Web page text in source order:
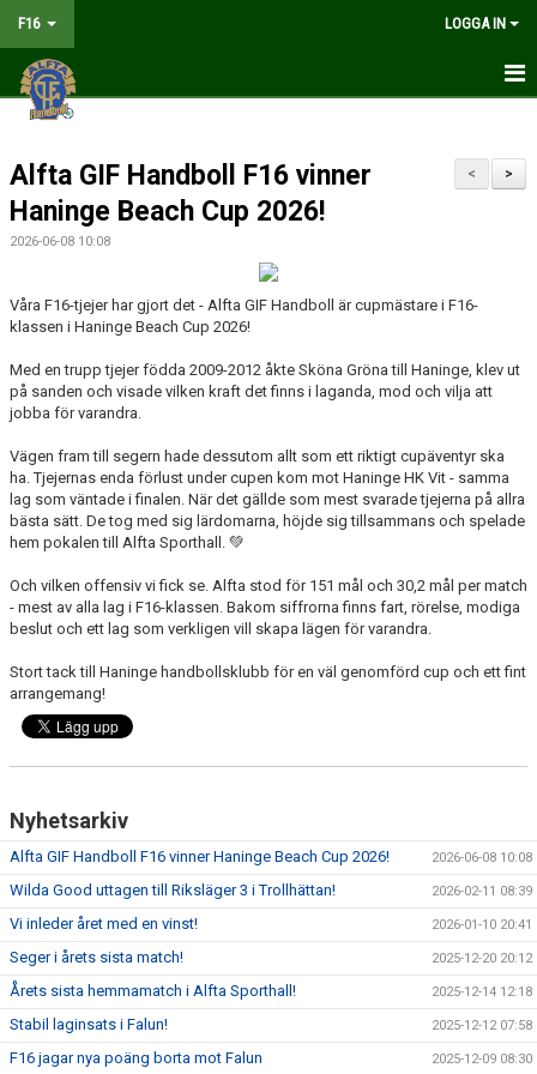
F16 LOGGA IN
HEM
NYHETER
MATCHER
TRUPPEN
DOKUMENT
LIVESÄNDNING
TABELL
>
<
Alfta GIF Handboll F16 vinner
Haninge Beach Cup 2026!
2026-06-08 10:08
Våra F16-tjejer har gjort det - Alfta GIF Handboll är cupmästare i F16-
klassen i Haninge Beach Cup 2026!
Med en trupp tjejer födda 2009-2012 åkte Sköna Gröna till Haninge, klev ut
på sanden och visade vilken kraft det finns i laganda, mod och vilja att
jobba för varandra.
Vägen fram till segern hade dessutom allt som ett riktigt cupäventyr ska
ha. Tjejernas enda förlust under cupen kom mot Haninge HK Vit - samma
lag som väntade i finalen. När det gällde som mest svarade tjejerna på allra
bästa sätt. De tog med sig lärdomarna, höjde sig tillsammans och spelade
hem pokalen till Alfta Sporthall. 💚
Och vilken offensiv vi fick se. Alfta stod för 151 mål och 30,2 mål per match
- mest av alla lag i F16-klassen. Bakom siffrorna finns fart, rörelse, modiga
beslut och ett lag som verkligen vill skapa lägen för varandra.
Stort tack till Haninge handbollsklubb för en väl genomförd cup och ett fint
arrangemang!
Nyhetsarkiv
Alfta GIF Handboll F16 vinner Haninge Beach Cup 2026! 2026-06-08 10:08
Wilda Good uttagen till Riksläger 3 i Trollhättan! 2026-02-11 08:39
Vi inleder året med en vinst! 2026-01-10 20:41
Seger i årets sista match! 2025-12-20 20:12
Årets sista hemmamatch i Alfta Sporthall! 2025-12-14 12:18
Stabil laginsats i Falun! 2025-12-12 07:58
F16 jagar nya poäng borta mot Falun 2025-12-09 08:30